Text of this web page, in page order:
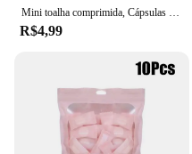
Mini toalha comprimida, Cápsulas descartáveis, Magic Face Care Tablet, Pano de viagem ao ar livre, Toalhetes de papel, 20 pcs, 50pcs
R$4,99